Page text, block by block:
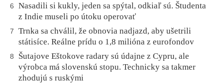
6
Nasadili si kukly, jeden sa spýtal, odkiaľ sú. Študenta
z Indie museli po útoku operovať
7
Trnka sa chválil, že obnovia nadjazd, aby ušetrili
státisíce. Reálne prídu o 1,8 milióna z eurofondov
8
Šutajove Eštokove radary sú údajne z Cypru, ale
výrobca má slovenskú stopu. Technicky sa takmer
zhodujú s ruskými